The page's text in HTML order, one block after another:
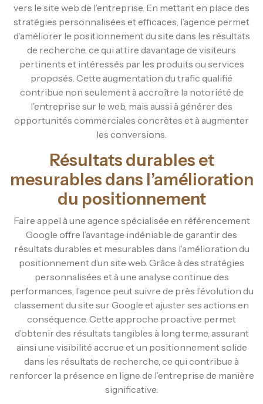
vers le site web de l’entreprise. En mettant en place des
stratégies personnalisées et efficaces, l’agence permet
d’améliorer le positionnement du site dans les résultats
de recherche, ce qui attire davantage de visiteurs
pertinents et intéressés par les produits ou services
proposés. Cette augmentation du trafic qualifié
contribue non seulement à accroître la notoriété de
l’entreprise sur le web, mais aussi à générer des
opportunités commerciales concrètes et à augmenter
les conversions.
Résultats durables et
mesurables dans l’amélioration
du positionnement
Faire appel à une agence spécialisée en référencement
Google offre l’avantage indéniable de garantir des
résultats durables et mesurables dans l’amélioration du
positionnement d’un site web. Grâce à des stratégies
personnalisées et à une analyse continue des
performances, l’agence peut suivre de près l’évolution du
classement du site sur Google et ajuster ses actions en
conséquence. Cette approche proactive permet
d’obtenir des résultats tangibles à long terme, assurant
ainsi une visibilité accrue et un positionnement solide
dans les résultats de recherche, ce qui contribue à
renforcer la présence en ligne de l’entreprise de manière
significative.